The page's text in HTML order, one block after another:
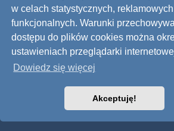
w celach statystycznych,
funkcjonalnych. Warunki
dostępu do plików cookies można
ustawieniach przeglądarki
Dowiedz się więcej
Akceptuję!